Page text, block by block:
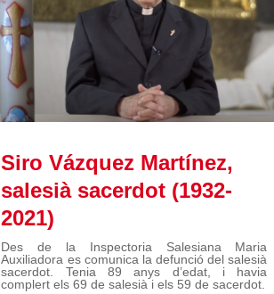
Siro Vázquez Martínez,
salesià sacerdot (1932-
2021)
Des de la Inspectoria Salesiana Maria
Auxiliadora es comunica la defunció del salesià
sacerdot. Tenia 89 anys d’edat, i havia
complert els 69 de salesià i els 59 de sacerdot.